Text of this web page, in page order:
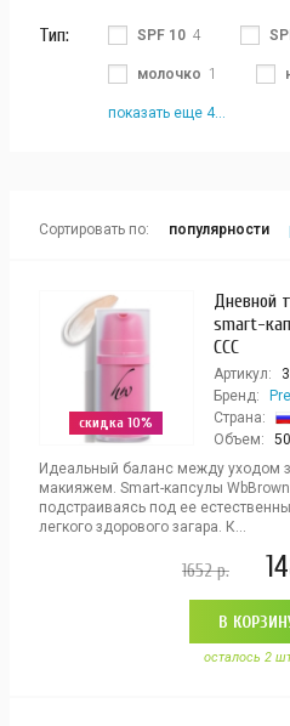
Тип: SPF 10 4
молочко 1
показать еще 4...
Сортировать по: популярности
скидка 10%
Дневной
smart-
CCC
Артикул:
Бренд:
Страна:
Объем:
Идеальный баланс между уходом
макияжем. Smart-капсулы
подстраиваясь под ее
легкого здорового загара. К...
1652р.
В
осталось 2